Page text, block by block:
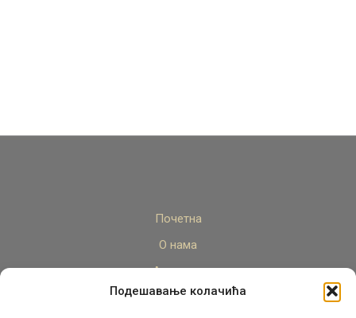
Подешавање колачића
Почетна
О нама
Актуелно
Стручни кадар